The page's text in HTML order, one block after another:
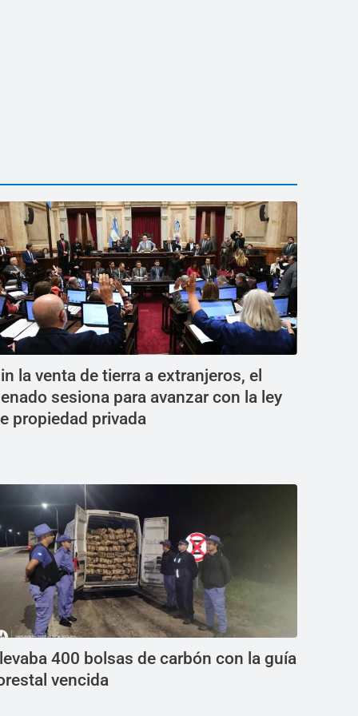
la venta de tierra a extranjeros, el
sesiona para avanzar con la ley
propiedad privada
400 bolsas de carbón con la guía
vencida